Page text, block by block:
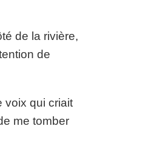
de la rivière,
de
voix qui criait
me tomber